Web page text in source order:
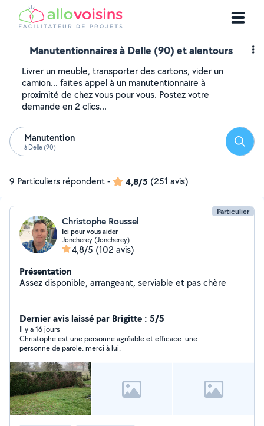
Manutentionnaires à Delle (90) et alentours
Livrer un meuble, transporter des cartons, vider un
camion... faites appel à un manutentionnaire à
proximité de chez vous pour vous. Postez votre
demande en 2 clics...
Manutention
à Delle (90)
9 Particuliers répondent- 4,8/5 (251 avis)
Particulier
Christophe Roussel
Ici pour vous aider
Joncherey (Joncherey)
4,8/5 (102 avis)
Présentation
Assez disponible, arrangeant, serviable et pas chère
Dernier avis laissé par Brigitte : 5/5
Il y a 16 jours
Christophe est une personne agréable et efficace. une
personne de parole. merci à lui.